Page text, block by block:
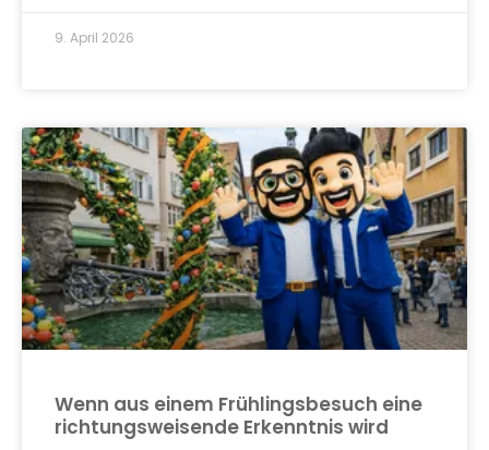
9. April 2026
Wenn aus einem Frühlingsbesuch eine
richtungsweisende Erkenntnis wird